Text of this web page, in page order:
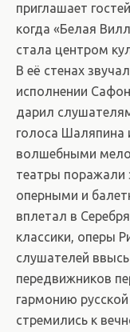
приглашает
когда «Белая
стала центром
В её стенах
исполнении
дарил
голоса Шаляпина
волшебными
театры поражали
оперными и
вплетал в
классики, оперы
слушателей
передвижников
гармонию
стремились к